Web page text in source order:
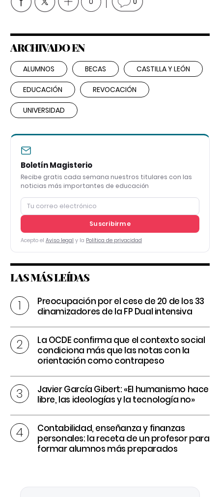
0
ARCHIVADO EN
ALUMNOS BECAS CASTILLA Y LEÓN
EDUCACIÓN REVOCACIÓN
UNIVERSIDAD
Boletín Magisterio
Recibe gratis cada semana nuestros titulares con las
noticias más importantes de educación
Suscribirme
Acepto el Aviso legal y la Política de privacidad
LAS MÁS LEÍDAS
Preocupación por el cese de 20 de los 33
dinamizadores de la FP Dual intensiva
La OCDE confirma que el contexto social
condiciona más que las notas con la
orientación como contrapeso
Javier García Gibert: «El humanismo hace
libre, las ideologías y la tecnología no»
Contabilidad, enseñanza y finanzas
personales: la receta de un profesor para
formar alumnos más preparados